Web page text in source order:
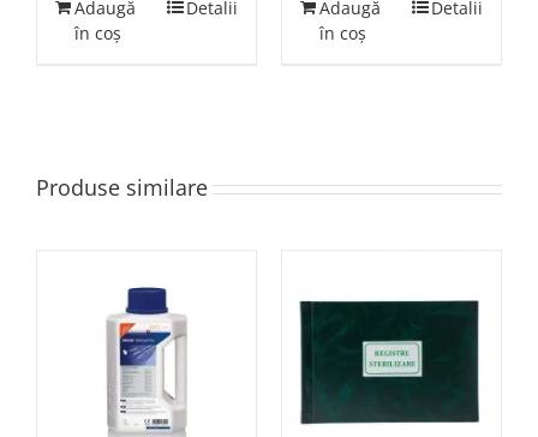
Adaugă
în coș
Detalii
Adaugă
în coș
Detalii
Produse similare